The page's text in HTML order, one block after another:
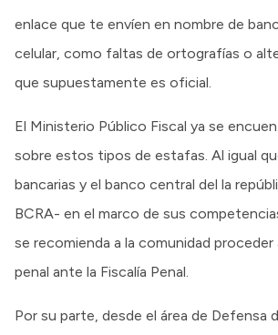
enlace que te envíen en nombre de
celular, como faltas de ortografías o
que supuestamente es oficial.
El Ministerio Público Fiscal ya se
sobre estos tipos de estafas. Al igual
bancarias y el banco central del la
BCRA- en el marco de sus
se recomienda a la comunidad proceder
penal ante la Fiscalía Penal.
Por su parte, desde el área de Defensa